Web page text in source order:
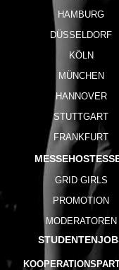
HAMBURG
DÜSSELDORF
KÖLN
MÜNCHEN
HANNOVER
STUTTGART
FRANKFURT
GRID GIRLS
PROMOTION
MODERATOREN